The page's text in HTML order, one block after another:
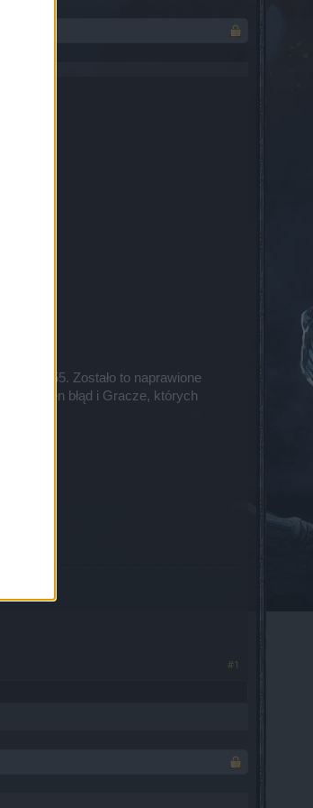
55. Zostało to naprawione
ten błąd i Gracze, których
#1